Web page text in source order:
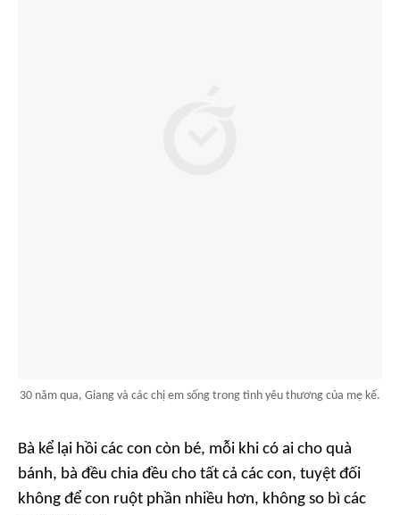
30 năm qua, Giang và các chị em sống trong tình yêu thương của mẹ kế.
Bà kể lại hồi các con còn bé, mỗi khi có ai cho quà
bánh, bà đều chia đều cho tất cả các con, tuyệt đối
không để con ruột phần nhiều hơn, không so bì các